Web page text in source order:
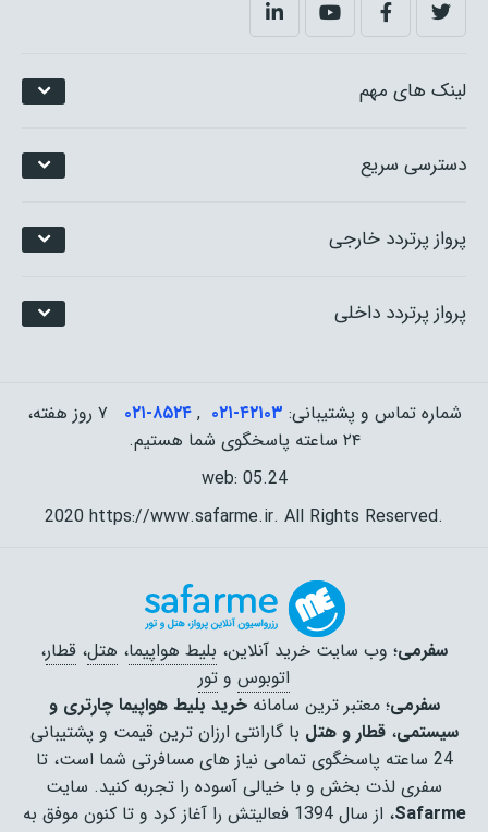
پرواز پرتردد داخلی
پرواز پرتردد خارجی
دسترسی سریع
لینک های مهم
شماره تماس و پشتیبانی: ۰۲۱-۴٢١٠٣ ,۰۲۱-۸۵۲۴
۷ روز هفته،
۲۴ ساعته پاسخگوی شما هستیم.
web: 05.24
2020 https://www.safarme.ir. All Rights Reserved.
سفرمی؛ وب سایت خرید آنلاین، بلیط هواپیما، هتل، قطار،
اتوبوس و تور
سفرمی؛ معتبر ترین سامانهخرید بلیط هواپیما چارتری و
سیستمی،قطار و هتل با گارانتی ارزان ترین قیمت و پشتیبانی
24 ساعته پاسخگوی تمامی نیاز های مسافرتی شما است، تا
سفری لذت بخش و با خیالی آسوده را تجربه کنید. سایت
Safarme
، از سال 1394 فعالیتش را آغاز کرد و تا کنون موفق به